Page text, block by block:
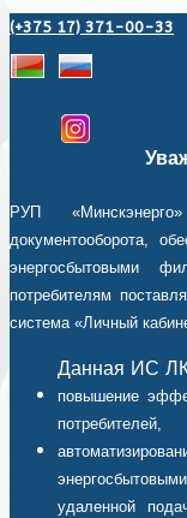
(+375 17) 371-00-33
РУП
документооборота,
энергосбытовыми
потребителям
система «Личный
Данная ИС ЛК
повышение
потребителей,
удаленной